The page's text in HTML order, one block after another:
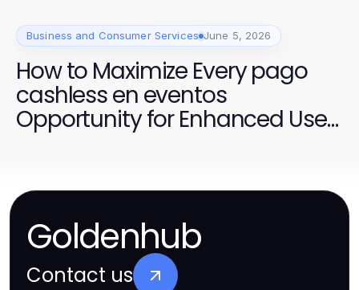
Business and Consumer Services June 5, 2026
How to Maximize Every pago
cashless en eventos
Opportunity for Enhanced User
Goldenhub
Contact us